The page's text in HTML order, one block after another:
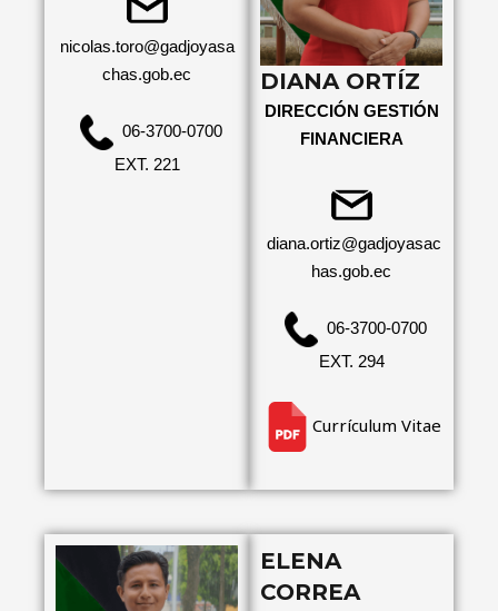
nicolas.toro@gadjoyasa
chas.gob.ec
06-3700-0700
EXT. 221
DIANA ORTÍZ
DIRECCIÓN GESTIÓN
FINANCIERA
diana.ortiz@gadjoyasac
has.gob.ec
06-3700-0700
EXT. 294
Currículum Vitae
ELENA
CORREA